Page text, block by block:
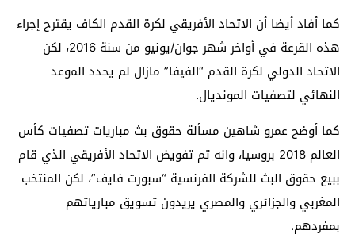
كما أفاد أيضا أن الاتحاد الأفريقي لكرة القدم الكاف يقترح إجراء
هذه القرعة في أواخر شهر جوان/يونيو من سنة 2016، لكن
الاتحاد الدولي لكرة القدم “الفيفا” مازال لم يحدد الموعد
النهائي لتصفيات المونديال.
كما أوضح عمرو شاهين مسألة حقوق بث مباريات تصفيات كأس
العالم 2018 بروسيا، وانه تم تفويض الاتحاد الأفريقي الذي قام
ببيع حقوق البث للشركة الفرنسية “سبورت فايف”، لكن المنتخب
المغربي والجزائري والمصري يريدون تسويق مبارياتهم
بمفردهم.